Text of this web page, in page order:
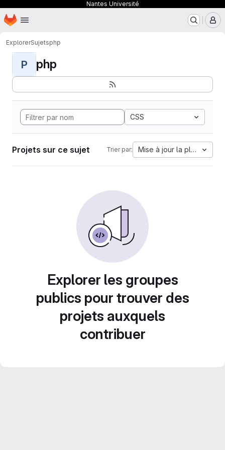
Nantes Université
Passer au contenu principal
Page d'accueil
ExplorerSujetsphp
P php
CSS
Projets sur ce sujet Trier par: Mise à jour la plus
Explorer les groupes
publics pour trouver des
projets auxquels
contribuer